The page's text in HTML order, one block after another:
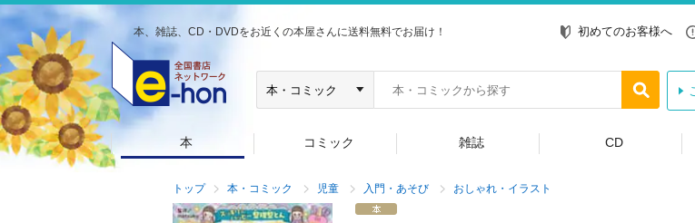
本、雑誌、CD・DVDをお近くの本屋さんに送料無料でお届け！ 初めてのお客様へ
本 コミック 雑誌 CD
トップ 本・コミック 児童 入門・あそび おしゃれ・イラスト